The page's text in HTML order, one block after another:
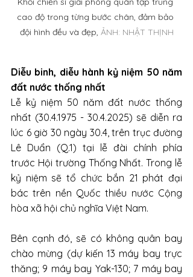
cao độ trong từng bước chân, đảm bảo
đội hình đều và đẹp, ẢNH: NHẬT THỊNH
Diễu binh, diễu hành kỷ niệm 50 năm
đất nước thống nhất
Lễ kỷ niệm 50 năm đất nước thống
nhất (30.4.1975 - 30.4.2025) sẽ diễn ra
lúc 6 giờ 30 ngày 30.4, trên trục đường
Lê Duẩn (Q.1) tại lễ đài chính phía
trước Hội trường Thống Nhất. Trong lễ
kỷ niệm sẽ tổ chức bắn 21 phát đại
bác trên nền Quốc thiều nước Cộng
hòa xã hội chủ nghĩa Việt Nam.
Bên cạnh đó, sẽ có không quân bay
chào mừng (dự kiến 13 máy bay trực
thăng; 9 máy bay Yak-130; 7 máy bay